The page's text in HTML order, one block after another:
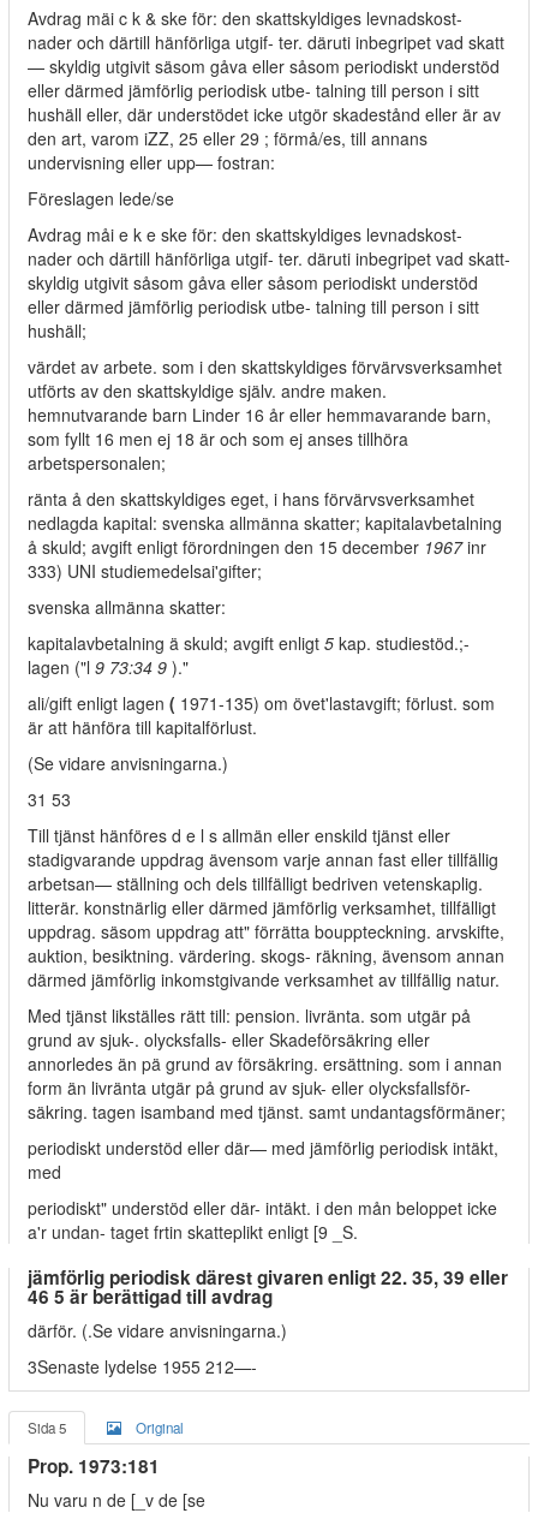
Avdrag mäi c k & ske för: den skattskyldiges levnadskost-
nader och därtill hänförliga utgif- ter. däruti inbegripet vad skatt
— skyldig utgivit säsom gåva eller såsom periodiskt understöd
eller därmed jämförlig periodisk utbe- talning till person i sitt
hushäll eller, där understödet icke utgör skadestånd eller är av
den art, varom iZZ, 25 eller 29 ; förmå/es, till annans
undervisning eller upp— fostran:
Föreslagen lede/se
Avdrag måi e k e ske för: den skattskyldiges levnadskost-
nader och därtill hänförliga utgif- ter. däruti inbegripet vad skatt-
skyldig utgivit såsom gåva eller såsom periodiskt understöd
eller därmed jämförlig periodisk utbe- talning till person i sitt
hushäll;
värdet av arbete. som i den skattskyldiges förvärvsverksamhet
utförts av den skattskyldige själv. andre maken.
hemnutvarande barn Linder 16 år eller hemmavarande barn,
som fyllt 16 men ej 18 är och som ej anses tillhöra
arbetspersonalen;
ränta å den skattskyldiges eget, i hans förvärvsverksamhet
nedlagda kapital: svenska allmänna skatter; kapitalavbetalning
å skuld; avgift enligt förordningen den 15 december 1967inr
333) UNI studiemedelsai'gifter;
svenska allmänna skatter:
kapitalavbetalning ä skuld; avgift enligt 5 kap. studiestöd.;-
lagen ("l 9 73:34 9 )."
ali/gift enligt lagen ( 1971-135) om övet'lastavgift; förlust. som
är att hänföra till kapitalförlust.
(Se vidare anvisningarna.)
31 53
Till tjänst hänföres d e l s allmän eller enskild tjänst eller
stadigvarande uppdrag ävensom varje annan fast eller tillfällig
arbetsan— ställning och dels tillfälligt bedriven vetenskaplig.
litterär. konstnärlig eller därmed jämförlig verksamhet, tillfälligt
uppdrag. säsom uppdrag att" förrätta bouppteckning. arvskifte,
auktion, besiktning. värdering. skogs- räkning, ävensom annan
därmed jämförlig inkomstgivande verksamhet av tillfällig natur.
Med tjänst likställes rätt till: pension. livränta. som utgär på
grund av sjuk-. olycksfalls- eller Skadeförsäkring eller
annorledes än pä grund av försäkring. ersättning. som i annan
form än livränta utgär på grund av sjuk- eller olycksfallsför-
säkring. tagen isamband med tjänst. samt undantagsförmäner;
periodiskt understöd eller där— med jämförlig periodisk intäkt,
med
periodiskt" understöd eller där- intäkt. i den mån beloppet icke
a'r undan- taget frtin skatteplikt enligt [9 _S.
jämförlig periodisk därest givaren enligt 22. 35, 39 eller
46 5 är berättigad till avdrag
därför. (.Se vidare anvisningarna.)
3Senaste lydelse 1955 212—-
Sida 5 Original
Prop. 1973:181
Nu varu n de [_v de [se